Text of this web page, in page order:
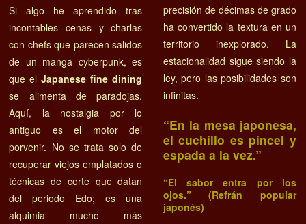
Si algo he aprendido tras
incontables cenas y charlas
con chefs que parecen salidos
de un manga cyberpunk, es
que elJapanese fine dining
se alimenta de paradojas.
Aquí, la nostalgia por lo
antiguo es el motor del
porvenir. No se trata solo de
recuperar viejos emplatados o
técnicas de corte que datan
del periodo Edo; es una
alquimia mucho más
precisión de décimas de grado
ha convertido la textura en un
territorio inexplorado. La
estacionalidad sigue siendo la
ley, pero las posibilidades son
infinitas.
“En la mesa japonesa,
el cuchillo es pincel y
espada a la vez.”
“El sabor entra por los
ojos.” (Refrán popular
japonés)